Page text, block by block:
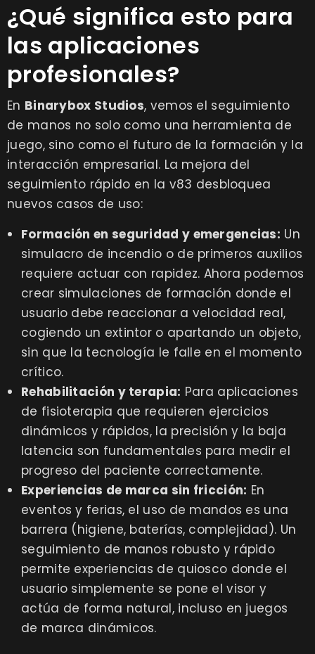
¿Qué significa esto para
las aplicaciones
profesionales?
En Binarybox Studios, vemos el seguimiento
de manos no solo como una herramienta de
juego, sino como el futuro de la formación y la
interacción empresarial. La mejora del
seguimiento rápido en la v83 desbloquea
nuevos casos de uso:
Formación en seguridad y emergencias: Un
simulacro de incendio o de primeros auxilios
requiere actuar con rapidez. Ahora podemos
crear simulaciones de formación donde el
usuario debe reaccionar a velocidad real,
cogiendo un extintor o apartando un objeto,
sin que la tecnología le falle en el momento
crítico.
Rehabilitación y terapia: Para aplicaciones
de fisioterapia que requieren ejercicios
dinámicos y rápidos, la precisión y la baja
latencia son fundamentales para medir el
progreso del paciente correctamente.
Experiencias de marca sin fricción: En
eventos y ferias, el uso de mandos es una
barrera (higiene, baterías, complejidad). Un
seguimiento de manos robusto y rápido
permite experiencias de quiosco donde el
usuario simplemente se pone el visor y
actúa de forma natural, incluso en juegos
de marca dinámicos.